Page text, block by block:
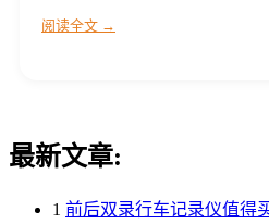
阅读全文 →
最新文章:
1 前后双录行车记录仪值得